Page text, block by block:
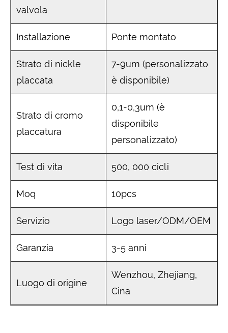
valvola
Installazione Ponte montato
Strato di nickle
placcata
7-9um (personalizzato
è disponibile)
Strato di cromo
placcatura
0,1-0,3um (è
disponibile
personalizzato)
Test di vita 500, 000 cicli
Moq 10pcs
Servizio Logo laser/ODM/OEM
Garanzia 3-5 anni
Luogo di origine
Wenzhou, Zhejiang,
Cina